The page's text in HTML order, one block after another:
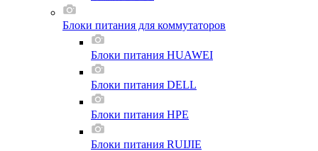
Блоки питания для коммутаторов
Блоки питания HUAWEI
Блоки питания DELL
Блоки питания HPE
Блоки питания RUIJIE